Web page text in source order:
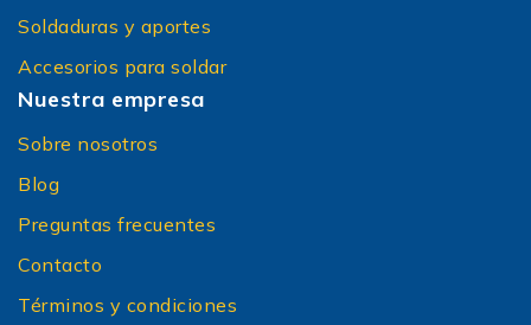
Soldaduras y aportes
Accesorios para soldar
Nuestra empresa
Sobre nosotros
Blog
Preguntas frecuentes
Contacto
Términos y condiciones